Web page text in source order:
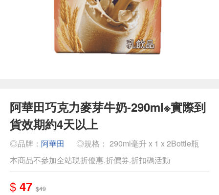
阿華田巧克力麥芽牛奶-290ml※實際到
貨效期約4天以上
◎品牌： 阿華田
◎規格： 290ml毫升 x 1 x 2Bottle瓶
本商品不參加全站現折優惠.折價券.折扣碼活動
$ 47 $49